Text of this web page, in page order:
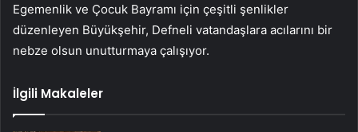
Egemenlik ve Çocuk Bayramı için çeşitli şenlikler
düzenleyen Büyükşehir, Defneli vatandaşlara acılarını bir
nebze olsun unutturmaya çalışıyor.
İlgili Makaleler